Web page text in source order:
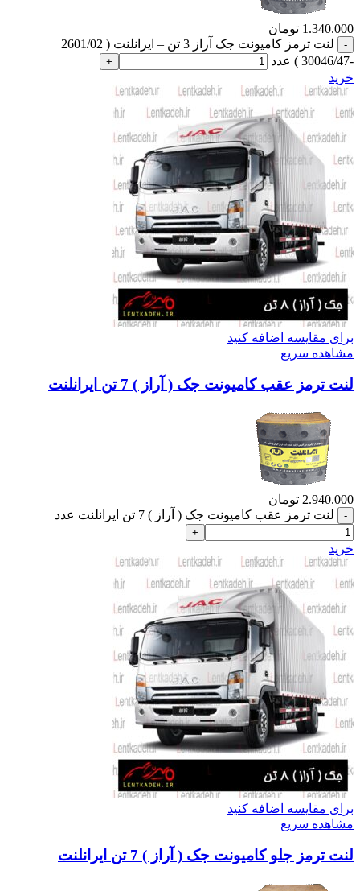
1.340.000 تومان
لنت ترمز کامیونت جک آراز 3 تن – ایرانلنت ( 2601/02
-30046/47 ) عدد
خرید
برای مقایسه اضافه کنید
مشاهده سریع
لنت ترمز عقب کامیونت جک ( آراز ) 7 تن ایرانلنت
2.940.000 تومان
لنت ترمز عقب کامیونت جک ( آراز ) 7 تن ایرانلنت عدد
خرید
برای مقایسه اضافه کنید
مشاهده سریع
لنت ترمز جلو کامیونت جک ( آراز ) 7 تن ایرانلنت